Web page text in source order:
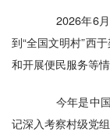
2026年6月
到“全国文明村”西
和开展便民服务等情
今年是中国
记深入考察村级党